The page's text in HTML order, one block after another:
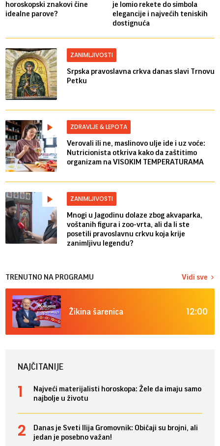
horoskopski znakovi čine
idealne parove?
je lomio rekete do simbola
elegancije i najvećih teniskih
dostignuća
ZANIMLJIVOSTI
Srpska pravoslavna crkva danas slavi Trnovu
Petku
ZDRAVLJE & LEPOTA
Verovali ili ne, maslinovo ulje ide i uz voće:
Nutricionista otkriva kako da zaštitimo
organizam na VISOKIM TEMPERATURAMA
ZANIMLJIVOSTI
Mnogi u Jagodinu dolaze zbog akvaparka,
voštanih figura i zoo-vrta, ali da li ste
posetili pravoslavnu crkvu koja krije
zanimljivu legendu?
TRENUTNO NA PROGRAMU Vidi sve
Žikina šarenica 12:00
NAJČITANIJE
Najveći materijalisti horoskopa: Žele da imaju samo
najbolje u životu
Danas je Sveti Ilija Gromovnik: Običaji su brojni, ali
jedan je posebno važan!